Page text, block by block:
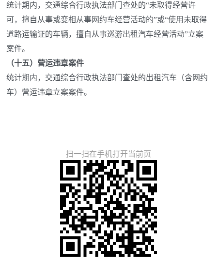
统计期内，交通综合行政执法部门查处的“未取得经营许
可，擅自从事或变相从事网约车经营活动的”或“使用未取得
道路运输证的车辆，擅自从事巡游出租汽车经营活动”立案
案件。
（十五）营运违章案件
统计期内，交通综合行政执法部门查处的出租汽车（含网约
车）营运违章立案案件。
扫一扫在手机打开当前页